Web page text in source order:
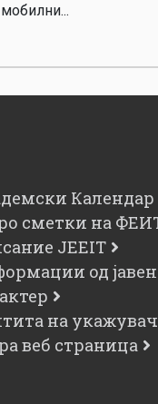
Календар
сметки на
JEEIT
од јавен
на
веб страница